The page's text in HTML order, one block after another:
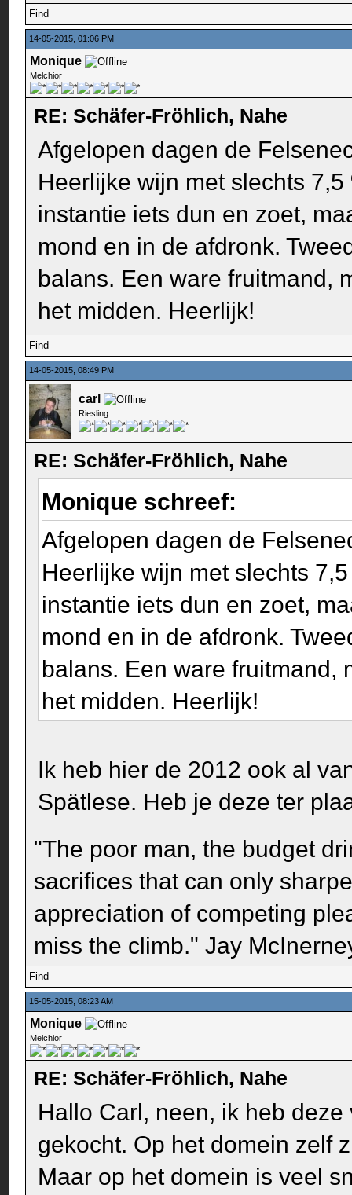
Find
14-05-2015, 01:06 PM
Monique
Melchior
RE: Schäfer-Fröhlich, Nahe
Afgelopen dagen de
Heerlijke wijn met slechts
instantie iets dun en zoet,
mond en in de afdronk.
balans. Een ware fruitmand,
het midden. Heerlijk!
Find
14-05-2015, 08:49 PM
carl
Riesling
RE: Schäfer-Fröhlich, Nahe
Monique schreef:
Afgelopen dagen de
Heerlijke wijn met slechts
instantie iets dun en zoet,
mond en in de afdronk.
balans. Een ware fruitmand,
het midden. Heerlijk!
Ik heb hier de 2012 ook al
Spätlese. Heb je deze ter
"The poor man, the budget
sacrifices that can only
appreciation of competing
miss the climb." Jay
Find
15-05-2015, 08:23 AM
Monique
Melchior
RE: Schäfer-Fröhlich, Nahe
Hallo Carl, neen, ik heb
gekocht. Op het domein zelf
Maar op het domein is veel